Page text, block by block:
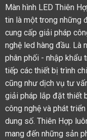
Màn hình LED Thiên
tin là một trong những
cung cấp giải pháp
nghệ led hàng đầu. Là
phân phối - nhập khẩu
tiếp các thiết bị trình
cũng như dịch vụ tư
giải pháp lắp đặt thiết
công nghệ và phát
dung số. Thiên Hợp
mang đến những sản